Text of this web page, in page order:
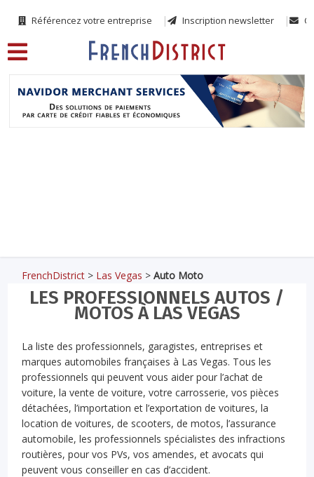
Référencez votre entreprise Inscription newsletter
FrenchDistrict > Las Vegas >Auto Moto
LES PROFESSIONNELS AUTOS /
MOTOS À LAS VEGAS
La liste des professionnels, garagistes, entreprises et
marques automobiles françaises à Las Vegas. Tous les
professionnels qui peuvent vous aider pour l’achat de
voiture, la vente de voiture, votre carrosserie, vos pièces
détachées, l’importation et l’exportation de voitures, la
location de voitures, de scooters, de motos, l’assurance
automobile, les professionnels spécialistes des infractions
routières, pour vos PVs, vos amendes, et avocats qui
peuvent vous conseiller en cas d’accident.